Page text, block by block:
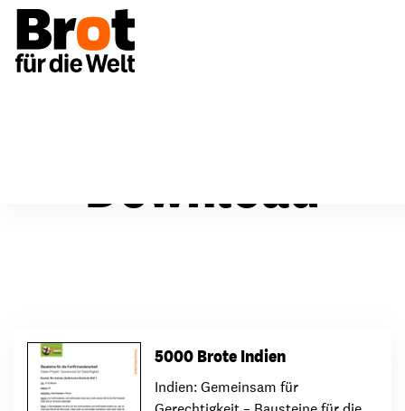
Download
5000 Brote Indien
Indien: Gemeinsam für